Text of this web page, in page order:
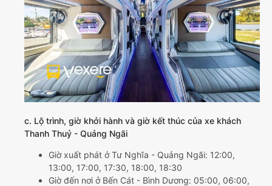
c. Lộ trình, giờ khởi hành và giờ kết thúc của xe khách
Thanh Thuỷ - Quảng Ngãi
Giờ xuất phát ở Tư Nghĩa - Quảng Ngãi: 12:00,
13:00, 17:00, 17:30, 18:00, 18:30
Giờ đến nơi ở Bến Cát - Bình Dương: 05:00, 06:00,